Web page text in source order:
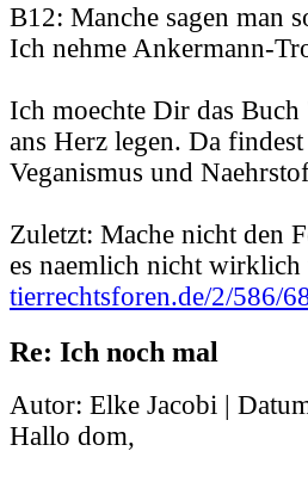
B12: Manche sagen man
Ich nehme Ankermann-
Ich moechte Dir das
ans Herz legen. Da
Veganismus und
Zuletzt: Mache nicht den
es naemlich nicht wirklich
tierrechtsforen.de/2/586/
Re: Ich noch mal
Autor: Elke Jacobi |
Hallo dom,